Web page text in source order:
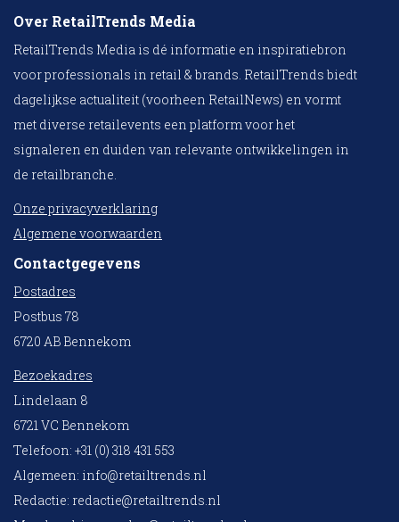
Over RetailTrends Media
RetailTrends Media is dé informatie en inspiratiebron
voor professionals in retail & brands. RetailTrends biedt
dagelijkse actualiteit (voorheen RetailNews) en vormt
met diverse retailevents een platform voor het
signaleren en duiden van relevante ontwikkelingen in
de retailbranche.
Onze privacyverklaring
Algemene voorwaarden
Contactgegevens
Postadres
Postbus 78
6720 AB Bennekom
Bezoekadres
Lindelaan 8
6721 VC Bennekom
Telefoon: +31 (0) 318 431 553
Algemeen: info@retailtrends.nl
Redactie: redactie@retailtrends.nl